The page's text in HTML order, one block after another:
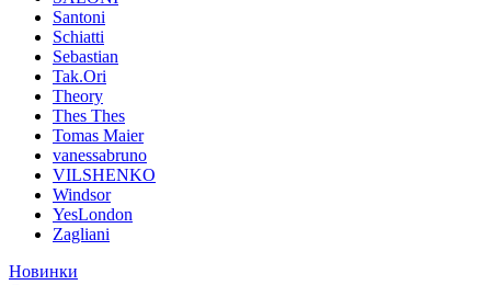
Santoni
Schiatti
Sebastian
Tak.Ori
Theory
Thes Thes
Tomas Maier
vanessabruno
VILSHENKO
Windsor
YesLondon
Zagliani
Новинки